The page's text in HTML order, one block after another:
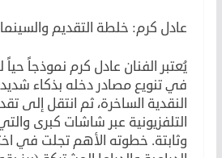
عادل كرم: خلطة التقديم والسينما
يُعتبر الفنان عادل كرم نموذجاً
في تنويع مصادر دخله بذكاء
النقدية الساخرة، ثم انتقل إلى
التلفزيونية عبر شاشات كبرى
وثابتة. خطوته الأهم تجلت في